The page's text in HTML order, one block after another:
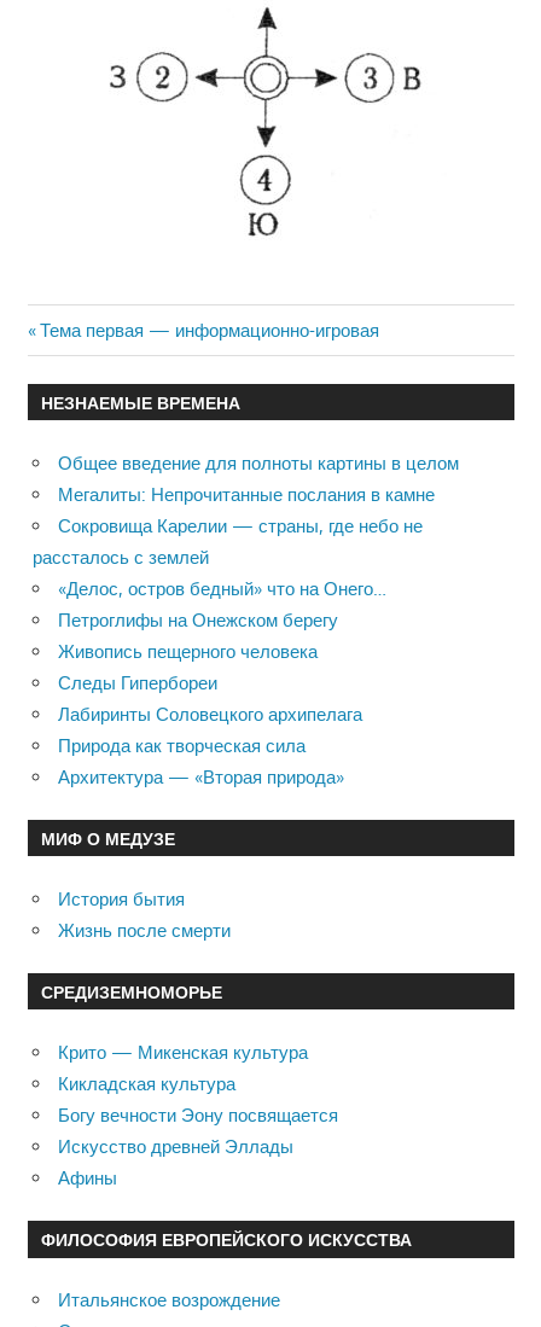
Навигация
по
записям
Previous
Post:
Тема первая — информационно-игровая
НЕЗНАЕМЫЕ ВРЕМЕНА
Общее введение для полноты картины в целом
Мегалиты: Непрочитанные послания в камне
Сокровища Карелии — страны, где небо не
рассталось с землей
«Делос, остров бедный» что на Онего…
Петроглифы на Онежском берегу
Живопись пещерного человека
Следы Гипербореи
Лабиринты Соловецкого архипелага
Природа как творческая сила
Архитектура — «Вторая природа»
МИФ О МЕДУЗЕ
История бытия
Жизнь после смерти
СРЕДИЗЕМНОМОРЬЕ
Крито — Микенская культура
Кикладская культура
Богу вечности Эону посвящается
Искусство древней Эллады
Афины
ФИЛОСОФИЯ ЕВРОПЕЙСКОГО ИСКУССТВА
Итальянское возрождение